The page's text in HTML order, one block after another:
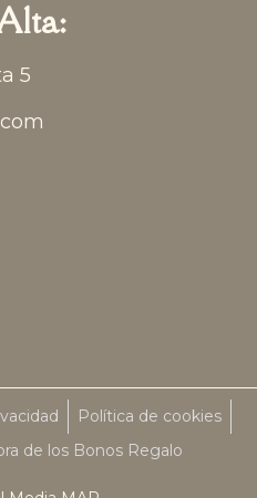
5
Política de cookies
de los Bonos Regalo